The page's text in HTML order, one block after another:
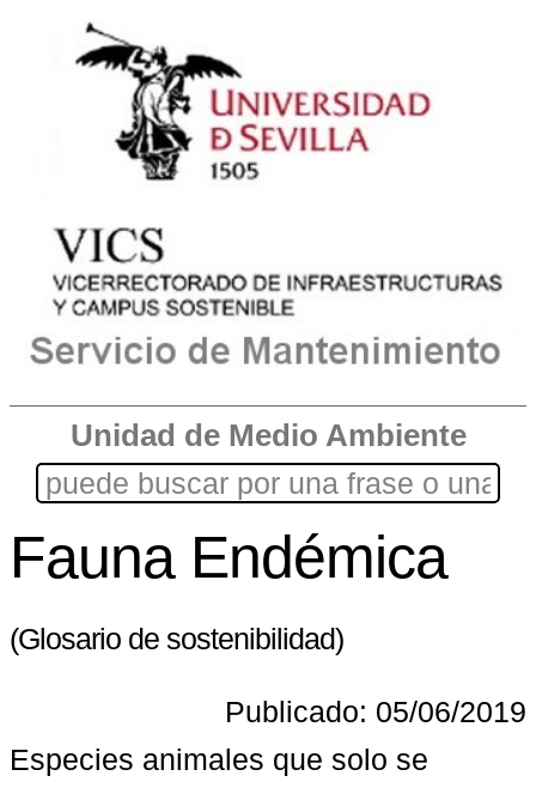
Unidad de Medio Ambiente
Fauna Endémica
(Glosario de sostenibilidad)
Publicado: 05/06/2019
Especies animales que solo se